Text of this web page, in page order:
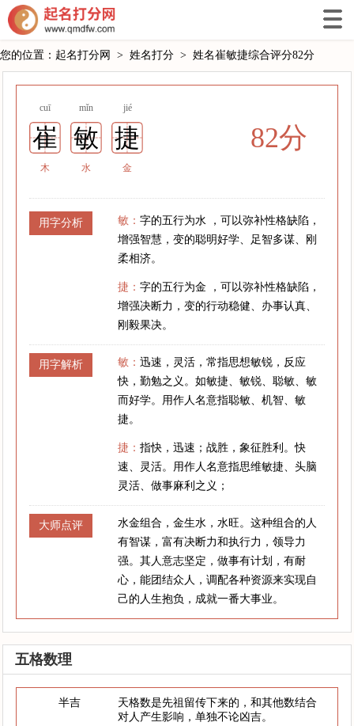
您的位置： 起名打分网 > 姓名打分 > 姓名崔敏捷综合评分82分
cuī mǐn jié
崔 敏 捷
木 水 金
82分
用字分析 敏：字的五行为水 ，可以弥补性格缺陷，
增强智慧，变的聪明好学、足智多谋、刚
柔相济。
捷：字的五行为金 ，可以弥补性格缺陷，
增强决断力，变的行动稳健、办事认真、
刚毅果决。
用字解析 敏：迅速，灵活，常指思想敏锐，反应
快，勤勉之义。如敏捷、敏锐、聪敏、敏
而好学。用作人名意指聪敏、机智、敏
捷。
捷：指快，迅速；战胜，象征胜利。快
速、灵活。用作人名意指思维敏捷、头脑
灵活、做事麻利之义；
大师点评
水金组合，金生水，水旺。这种组合的人
有智谋，富有决断力和执行力，领导力
强。其人意志坚定，做事有计划，有耐
心，能团结众人，调配各种资源来实现自
己的人生抱负，成就一番大事业。
五格数理
半吉
天格数是先祖留传下来的，和其他数结合
对人产生影响，单独不论凶吉。